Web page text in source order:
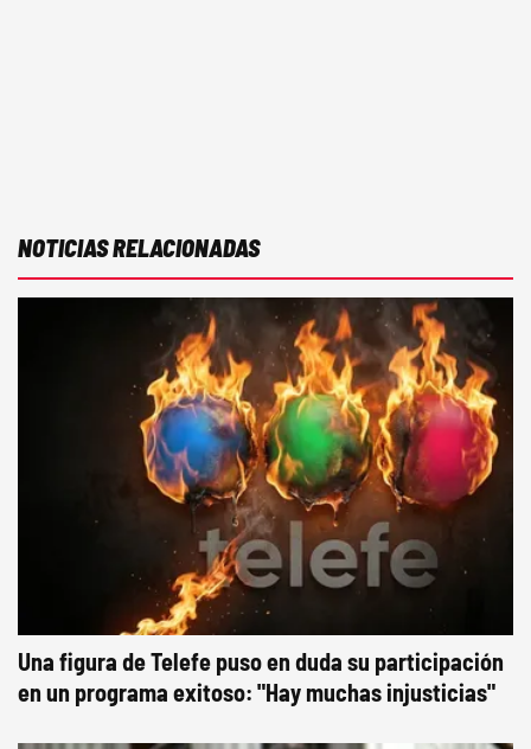
NOTICIAS RELACIONADAS
Una figura de Telefe puso en duda su participación
en un programa exitoso: "Hay muchas injusticias"